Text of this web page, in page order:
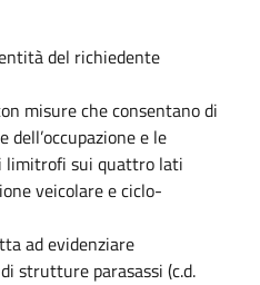
del richiedente
misure che consentano di
e le
limitrofi sui quattro lati
veicolare e ciclo-
ad evidenziare
strutture parasassi (c.d.